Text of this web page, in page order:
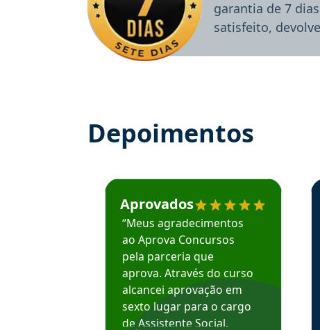
garantia de 7
satisfeito,
Depoimentos
Estudante José recomenda o Aprova
Aprovados
“Meus agradecimentos
ao Aprova Concursos
pela parceria que
aprova. Através do curso
alcancei aprovação em
sexto lugar para o cargo
de Assistente Social.